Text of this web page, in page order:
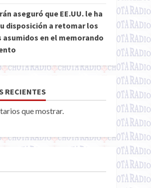
aseguró que EE.UU. le ha
disposición a retomar los
en el memorando
RECIENTES
que mostrar.